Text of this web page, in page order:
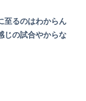
至るのはわからん
じの試合やからな